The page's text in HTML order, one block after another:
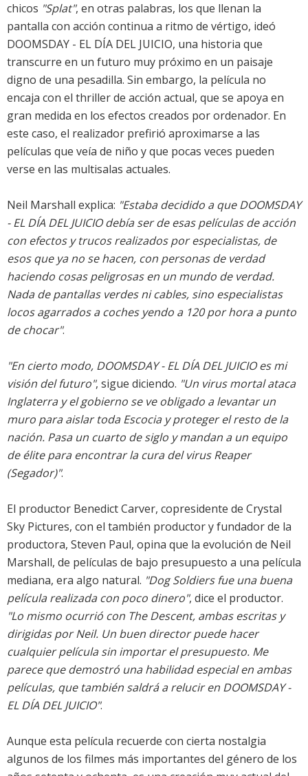
chicos "Splat", en otras palabras, los que llenan la
pantalla con acción continua a ritmo de vértigo, ideó
DOOMSDAY - EL DÍA DEL JUICIO, una historia que
transcurre en un futuro muy próximo en un paisaje
digno de una pesadilla. Sin embargo, la película no
encaja con el thriller de acción actual, que se apoya en
gran medida en los efectos creados por ordenador. En
este caso, el realizador prefirió aproximarse a las
películas que veía de niño y que pocas veces pueden
verse en las multisalas actuales.
Neil Marshall explica: "Estaba decidido a que DOOMSDAY
- EL DÍA DEL JUICIO debía ser de esas películas de acción
con efectos y trucos realizados por especialistas, de
esos que ya no se hacen, con personas de verdad
haciendo cosas peligrosas en un mundo de verdad.
Nada de pantallas verdes ni cables, sino especialistas
locos agarrados a coches yendo a 120 por hora a punto
de chocar".
"En cierto modo, DOOMSDAY - EL DÍA DEL JUICIO es mi
visión del futuro", sigue diciendo. "Un virus mortal ataca
Inglaterra y el gobierno se ve obligado a levantar un
muro para aislar toda Escocia y proteger el resto de la
nación. Pasa un cuarto de siglo y mandan a un equipo
de élite para encontrar la cura del virus Reaper
(Segador)".
El productor Benedict Carver, copresidente de Crystal
Sky Pictures, con el también productor y fundador de la
productora, Steven Paul, opina que la evolución de Neil
Marshall, de películas de bajo presupuesto a una película
mediana, era algo natural. "Dog Soldiers fue una buena
película realizada con poco dinero", dice el productor.
"Lo mismo ocurrió con The Descent, ambas escritas y
dirigidas por Neil. Un buen director puede hacer
cualquier película sin importar el presupuesto. Me
parece que demostró una habilidad especial en ambas
películas, que también saldrá a relucir en DOOMSDAY -
EL DÍA DEL JUICIO".
Aunque esta película recuerde con cierta nostalgia
algunos de los filmes más importantes del género de los